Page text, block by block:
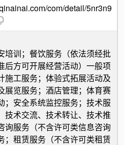
com/detail/5nr3n9
培训；餐饮服务（依法须经批
后方可开展经营活动）一般项
施工服务；体验式拓展活动及
展览服务；酒店管理；体育赛
；安全系统监控服务；技术服
技术交流、技术转让、技术推
询服务（不含许可类信息咨询
；租赁服务（不含许可类租赁